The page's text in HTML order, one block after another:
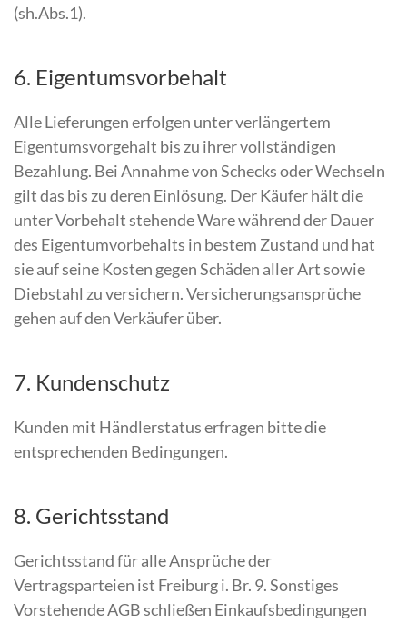
(sh.Abs.1).
6. Eigentumsvorbehalt
Alle Lieferungen erfolgen unter verlängertem
Eigentumsvorgehalt bis zu ihrer vollständigen
Bezahlung. Bei Annahme von Schecks oder Wechseln
gilt das bis zu deren Einlösung. Der Käufer hält die
unter Vorbehalt stehende Ware während der Dauer
des Eigentumvorbehalts in bestem Zustand und hat
sie auf seine Kosten gegen Schäden aller Art sowie
Diebstahl zu versichern. Versicherungsansprüche
gehen auf den Verkäufer über.
7. Kundenschutz
Kunden mit Händlerstatus erfragen bitte die
entsprechenden Bedingungen.
8. Gerichtsstand
Gerichtsstand für alle Ansprüche der
Vertragsparteien ist Freiburg i. Br. 9. Sonstiges
Vorstehende AGB schließen Einkaufsbedingungen